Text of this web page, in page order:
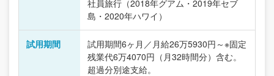
社員旅行（2018年グアム・2019年セブ
島・2020年ハワイ）
試用期間
試用期間6ヶ月／月給26万5930円～※固定
残業代6万4070円（月32時間分）含む。
超過分別途支給。